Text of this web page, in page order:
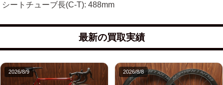
シートチューブ長(C-T): 488mm
最新の買取実績
2026/8/9 2026/8/8